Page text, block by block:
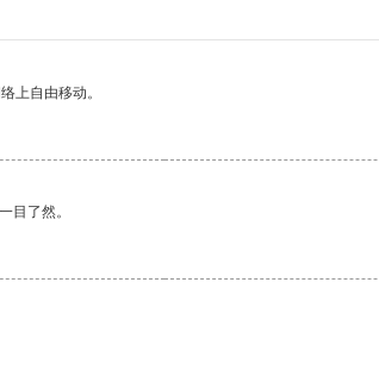
上自由移动。
目了然。